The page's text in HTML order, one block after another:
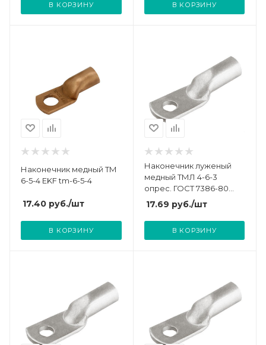
В КОРЗИНУ В КОРЗИНУ
Наконечник медный ТМ
6-5-4 EKF tm-6-5-4
17.40 руб./шт
В КОРЗИНУ
Наконечник луженый
медный ТМЛ 4-6-3
опрес. ГОСТ 7386-80
TOKOV ELECTRIC TKE-
TML-4-6-3
17.69 руб./шт
В КОРЗИНУ